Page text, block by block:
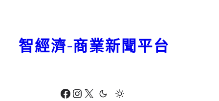
Facebook Instagram X
智經濟-商業新聞平台